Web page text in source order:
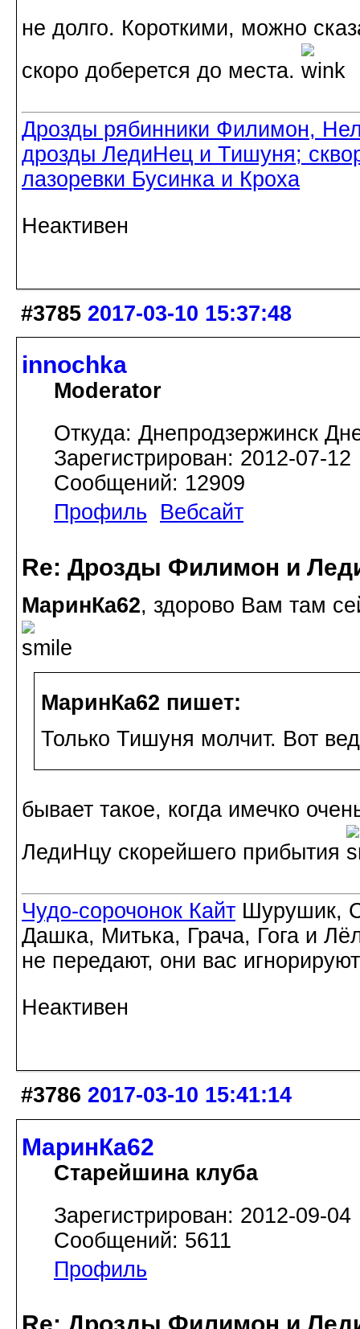
не долго. Короткими, можно
скоро доберется до места.
Дрозды рябинники Филимон,
дрозды ЛедиНец и Тишуня;
лазоревки Бусинка и Кроха
Неактивен
#3785 2017-03-10 15:37:48
innochka
Moderator
Откуда: Днепродзержинск
Зарегистрирован: 2012-07-12
Сообщений: 12909
Профиль
Вебсайт
Re: Дрозды Филимон и
МаринКа62, здорово Вам там
МаринКа62 пишет:
Только Тишуня молчит. Вот
бывает такое, когда имечко
ЛедиНцу скорейшего прибытия
Чудо-сорочонок Кайт Шурушик,
Дашка, Митька, Грача, Гога и
не передают, они вас игнорируют
Неактивен
#3786 2017-03-10 15:41:14
МаринКа62
Старейшина клуба
Зарегистрирован: 2012-09-04
Сообщений: 5611
Профиль
Re: Дрозды Филимон и